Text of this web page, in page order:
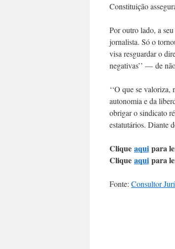
Constituição
Por outro lado, a
jornalista. Só o
visa resguardar o
negativas’’ — de
‘‘O que se
autonomia e da
obrigar o sindicato
estatutários. Diante
Clique aqui para
Clique aqui para
Fonte: Consultor